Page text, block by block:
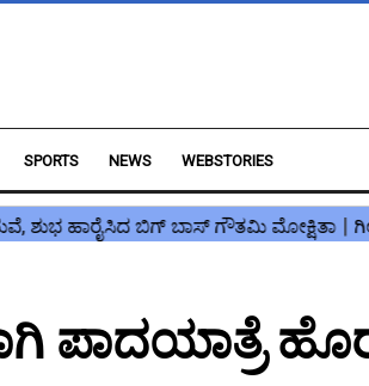
SPORTS NEWS WEBSTORIES
ಪಾದಯಾತ್ರೆ